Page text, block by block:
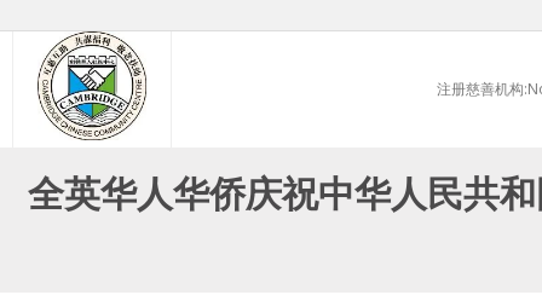
content
注册慈善机构
全英华人华侨庆祝中华人民共